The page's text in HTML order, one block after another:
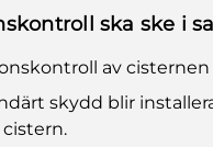
ska ske i
av cisternen
skydd blir